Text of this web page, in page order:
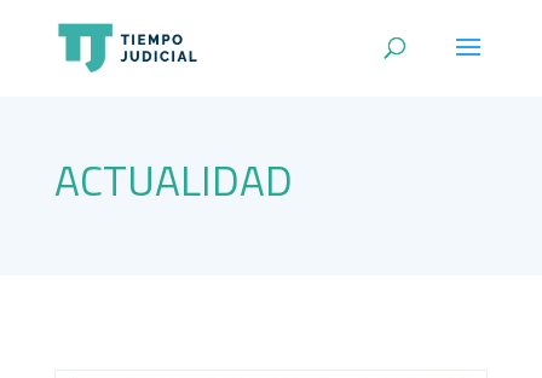
ACTUALIDAD